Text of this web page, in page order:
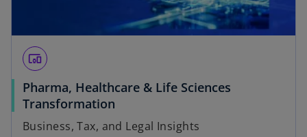
devices_other
Pharma, Healthcare & Life Sciences
Transformation
Business, Tax, and Legal Insights